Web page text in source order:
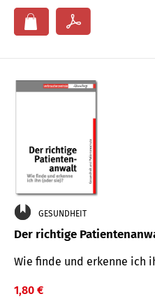
GESUNDHEIT
Der richtige
Wie finde und erkenne ich
1,80 €